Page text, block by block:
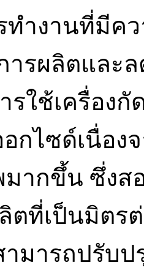
ทำงานที่มี
ารผลิตและ
ใช้เครื่อง
กไซด์เนื่อง
ากขึ้น ซึ่งส
ตที่เป็นมิตร
ามารถปรับ